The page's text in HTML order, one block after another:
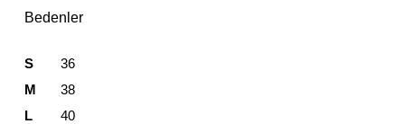
Bedenler
S
36
M
38
L
40